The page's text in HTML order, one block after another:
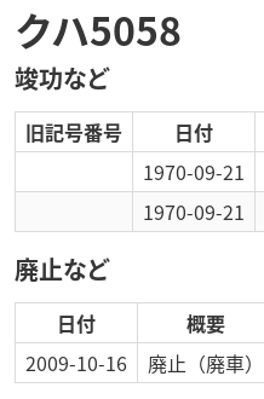
クハ5058
竣功など
旧記号番号 日付
1970-09-21
1970-09-21
廃止など
日付 概要
2009-10-16
廃止 （廃車）